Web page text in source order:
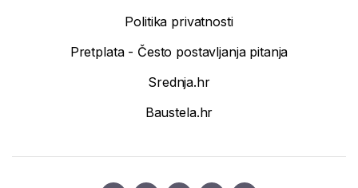
Politika privatnosti
Pretplata - Često postavljanja pitanja
Srednja.hr
Baustela.hr